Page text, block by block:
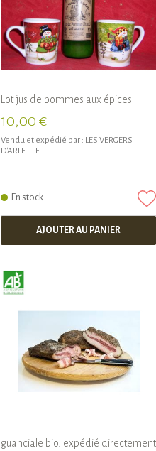
Lot jus de pommes aux épices
10,00 €
Vendu et expédié par : LES VERGERS
D'ARLETTE
En stock
AJOUTER AU PANIER
guanciale bio. expédié directement